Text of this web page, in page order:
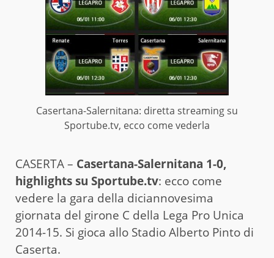
Casertana-Salernitana: diretta streaming su
Sportube.tv, ecco come vederla
CASERTA – Casertana-Salernitana 1-0,
highlights su Sportube.tv: ecco come
vedere la gara della diciannovesima
giornata del girone C della Lega Pro Unica
2014-15. Si gioca allo Stadio Alberto Pinto di
Caserta.